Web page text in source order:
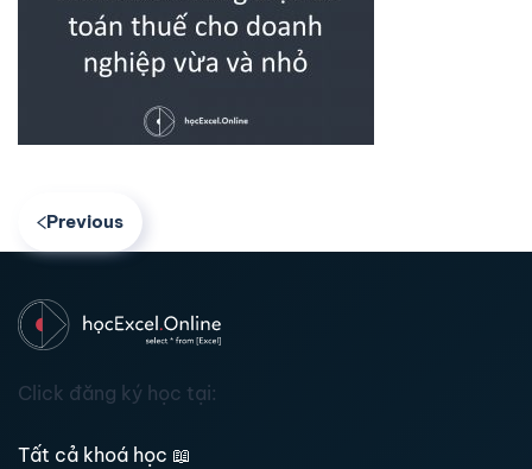
Previous
Click đăng ký học tại:
Tất cả khoá học 📖